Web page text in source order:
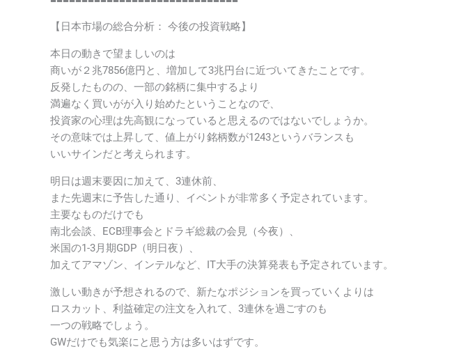
【日本市場の総合分析： 今後の投資戦略】
本日の動きで望ましいのは
商いが２兆7856億円と、増加して3兆円台に近づいてきたことです。
反発したものの、一部の銘柄に集中するより
満遍なく買いがが入り始めたということなので、
投資家の心理は先高観になっていると思えるのではないでしょうか。
その意味では上昇して、値上がり銘柄数が1243というバランスも
いいサインだと考えられます。
明日は週末要因に加えて、3連休前、
また先週末に予告した通り、イベントが非常多く予定されています。
主要なものだけでも
南北会談、ECB理事会とドラギ総裁の会見（今夜）、
米国の1-3月期GDP（明日夜）、
加えてアマゾン、インテルなど、IT大手の決算発表も予定されています。
激しい動きが予想されるので、新たなポジションを買っていくよりは
ロスカット、利益確定の注文を入れて、3連休を過ごすのも
一つの戦略でしょう。
GWだけでも気楽にと思う方は多いはずです。